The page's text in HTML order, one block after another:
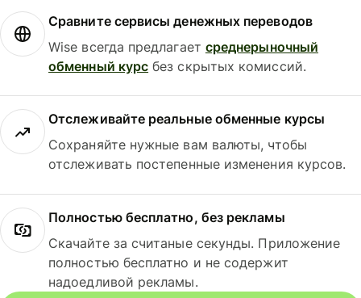
Сравните сервисы денежных переводов
Wise всегда предлагает среднерыночный
обменный курс без скрытых комиссий.
Отслеживайте реальные обменные курсы
Сохраняйте нужные вам валюты, чтобы
отслеживать постепенные изменения курсов.
Полностью бесплатно, без рекламы
Скачайте за считаные секунды. Приложение
полностью бесплатно и не содержит
надоедливой рекламы.